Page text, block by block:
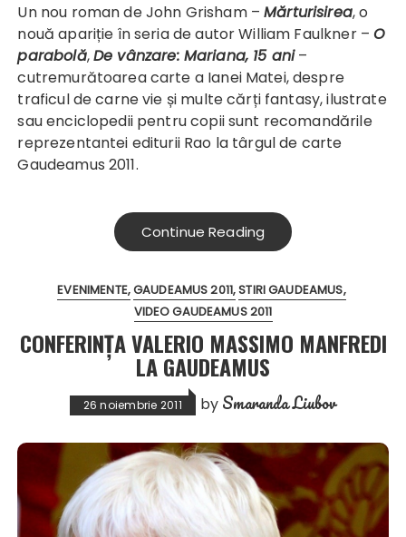
Un nou roman de John Grisham –Mărturisirea, o
nouă apariție în seria de autor William Faulkner –O
parabolă,De vânzare: Mariana, 15 ani–
cutremurătoarea carte a Ianei Matei, despre
traficul de carne vie și multe cărți fantasy, ilustrate
sau enciclopedii pentru copii sunt recomandările
reprezentantei editurii Rao la târgul de carte
Gaudeamus 2011.
Continue Reading
EVENIMENTE GAUDEAMUS 2011 STIRI GAUDEAMUS
VIDEO GAUDEAMUS 2011
CONFERINŢA VALERIO MASSIMO MANFREDI
LA GAUDEAMUS
26 noiembrie 2011 by Smaranda Liubov